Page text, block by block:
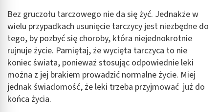
Bez gruczołu tarczowego nie da się żyć. Jednakże w
wielu przypadkach usunięcie tarczycy jest niezbędne do
tego, by pozbyć się choroby, która niejednokrotnie
rujnuje życie. Pamiętaj, że wycięta tarczyca to nie
koniec świata, ponieważ stosując odpowiednie leki
można z jej brakiem prowadzić normalne życie. Miej
jednak świadomość, że leki trzeba przyjmować już do
końca życia.